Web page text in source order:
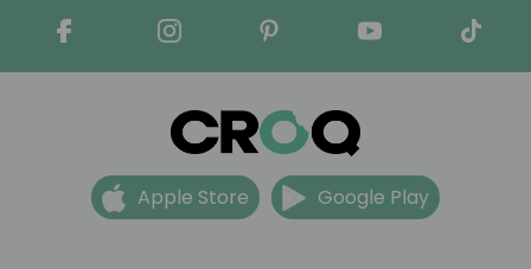
Apple Store Google Play